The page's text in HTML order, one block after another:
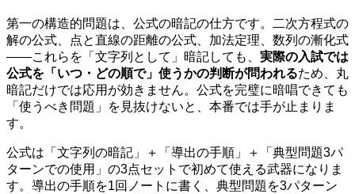
第一の構造的問題は、公式の暗記の仕方です。二次方程式の
解の公式、点と直線の距離の公式、加法定理、数列の漸化式
——これらを「文字列として」暗記しても、 実際の入試では
公式を「いつ・どの順で」使うかの判断が問われるため、丸
暗記だけでは応用が効きません。公式を完璧に暗唱できても
「使うべき問題」を見抜けないと、本番では手が止まりま
す。
公式は「文字列の暗記」＋「導出の手順」＋「典型問題3パ
ターンでの使用」の3点セットで初めて使える武器になりま
す。導出の手順を1回ノートに書く、典型問題を3パターン